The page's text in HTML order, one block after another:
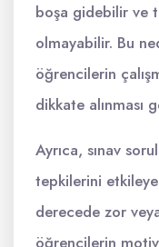
boşa gidebilir ve
olmayabilir. Bu
öğrencilerin
dikkate alınması
Ayrıca, sınav
tepkilerini
derecede zor
öğrencilerin